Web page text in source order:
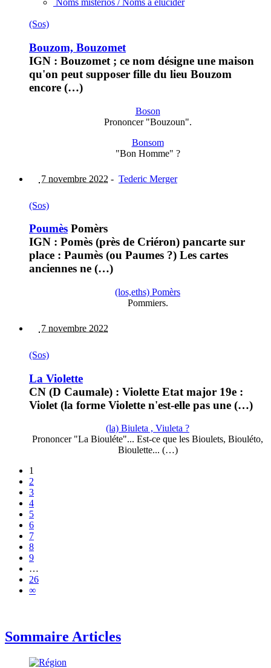
Noms misteriós / Noms à élucider
(Sos)
Bouzom, Bouzomet
IGN : Bouzomet ; ce nom désigne une maison
qu'on peut supposer fille du lieu Bouzom
encore (…)
Boson
Prononcer "Bouzoun".
Bonsom
"Bon Homme" ?
7 novembre 2022 - Tederic Merger
(Sos)
Poumès Pomèrs
IGN : Pomès (près de Criéron) pancarte sur
place : Paumès (ou Paumes ?) Les cartes
anciennes ne (…)
(los,eths) Pomèrs
Pommiers.
7 novembre 2022
(Sos)
La Violette
CN (D Caumale) : Violette Etat major 19e :
Violet (la forme Violette n'est-elle pas une (…)
(la) Biuleta , Viuleta ?
Prononcer "La Biouléte"... Est-ce que les Bioulets, Biouléto,
Bioulette... (…)
1
2
3
4
5
6
7
8
9
…
26
∞
Sommaire Articles